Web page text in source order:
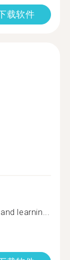
载软件
learnin...